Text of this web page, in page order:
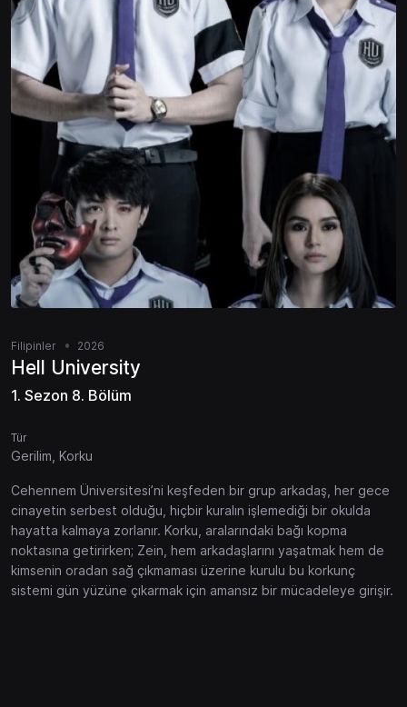
Filipinler 2026
Hell University
1. Sezon 8. Bölüm
Tür
Gerilim, Korku
Cehennem Üniversitesi’ni keşfeden bir grup arkadaş, her gece
cinayetin serbest olduğu, hiçbir kuralın işlemediği bir okulda
hayatta kalmaya zorlanır. Korku, aralarındaki bağı kopma
noktasına getirirken; Zein, hem arkadaşlarını yaşatmak hem de
kimsenin oradan sağ çıkmaması üzerine kurulu bu korkunç
sistemi gün yüzüne çıkarmak için amansız bir mücadeleye girişir.